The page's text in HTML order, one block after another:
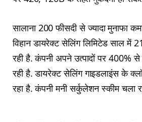
सालाना 200 फीसदी से ज्यादा मुनाफा
विहान डायरेक्ट सेलिंग लिमिटेड साल में
रही है. कंपनी अपने उत्पादों पर 400% से
रही है. डायरेक्ट सेलिंग गाइडलाइंस के
रहा है. कंपनी मनी सर्कुलेशन स्कीम चला